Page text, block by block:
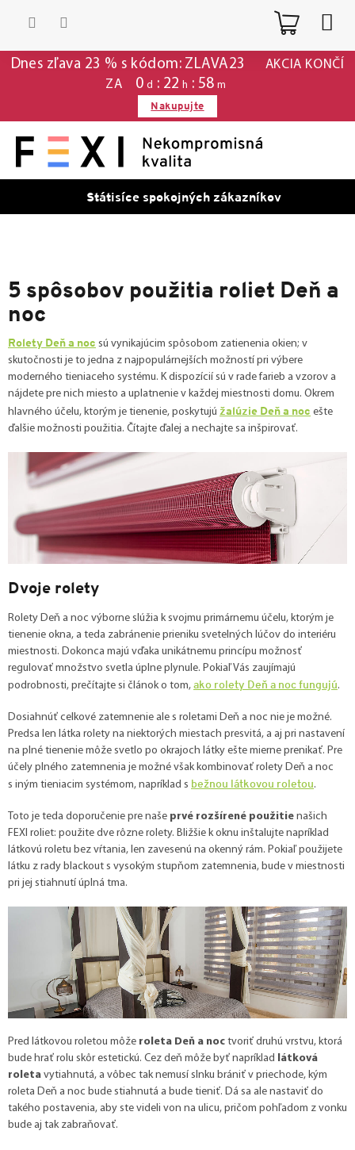
Dnes zľava 23 % s kódom: ZLAVA23
AKCIA KONČÍ
ZA
0 d : 22 h : 58 m
Nakupujte
Státisíce spokojných zákazníkov
5 spôsobov použitia roliet Deň a
noc
Rolety Deň a noc sú vynikajúcim spôsobom zatienenia okien; v
skutočnosti je to jedna z najpopulárnejších možností pri výbere
moderného tieniaceho systému. K dispozícií sú v rade farieb a vzorov a
nájdete pre nich miesto a uplatnenie v každej miestnosti domu. Okrem
hlavného účelu, ktorým je tienenie, poskytujú žalúzie Deň a noc ešte
ďalšie možnosti použitia. Čítajte ďalej a nechajte sa inšpirovať.
Dvoje rolety
Rolety Deň a noc výborne slúžia k svojmu primárnemu účelu, ktorým je
tienenie okna, a teda zabránenie prieniku svetelných lúčov do interiéru
miestnosti. Dokonca majú vďaka unikátnemu princípu možnosť
regulovať množstvo svetla úplne plynule. Pokiaľ Vás zaujímajú
podrobnosti, prečítajte si článok o tom, ako rolety Deň a noc fungujú.
Dosiahnúť celkové zatemnenie ale s roletami Deň a noc nie je možné.
Predsa len látka rolety na niektorých miestach presvitá, a aj pri nastavení
na plné tienenie môže svetlo po okrajoch látky ešte mierne prenikať. Pre
účely plného zatemnenia je možné však kombinovať rolety Deň a noc
s iným tieniacim systémom, napríklad s bežnou látkovou roletou.
Toto je teda doporučenie pre naše prvé rozšírené použitie našich
FEXI roliet: použite dve rôzne rolety. Bližšie k oknu inštalujte napríklad
látkovú roletu bez vŕtania, len zavesenú na okenný rám. Pokiaľ použijete
látku z rady blackout s vysokým stupňom zatemnenia, bude v miestnosti
pri jej stiahnutí úplná tma.
Pred látkovou roletou môže roleta Deň a noc tvoriť druhú vrstvu, ktorá
bude hrať rolu skôr estetickú. Cez deň môže byť napríklad látková
roleta vytiahnutá, a vôbec tak nemusí slnku brániť v priechode, kým
roleta Deň a noc bude stiahnutá a bude tieniť. Dá sa ale nastaviť do
takého postavenia, aby ste videli von na ulicu, pričom pohľadom z vonku
bude aj tak zabraňovať.